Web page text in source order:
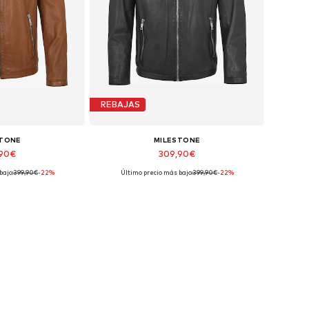
L, XXL, XXXL
399,90€-22%
REBAJAS
MILESTONE
309,90€
Tallas disponibles: S, M, XXXL, 4XL
Último precio más bajo:399,90€-22%